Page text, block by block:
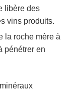
libère des
vins produits.
la roche mère à
pénétrer en